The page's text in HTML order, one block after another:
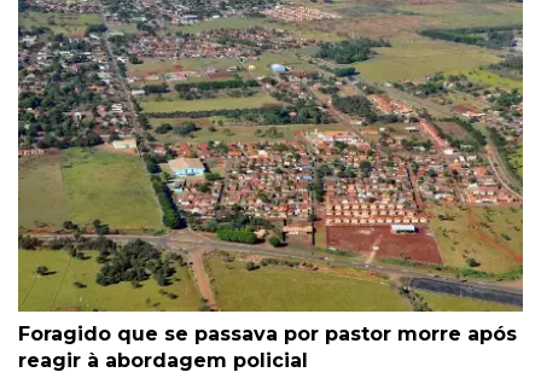
Foragido que se passava por pastor morre após
reagir à abordagem policial